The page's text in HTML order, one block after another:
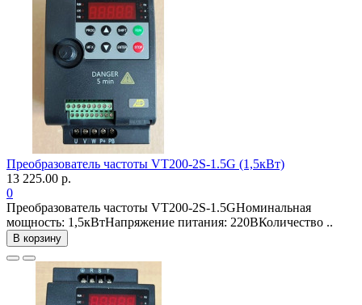
Преобразователь частоты VT200-2S-1.5G (1,5кВт)
13 225.00 р.
0
Преобразователь частоты VT200-2S-1.5GНоминальная
мощность: 1,5кВтНапряжение питания: 220ВКоличество ..
В корзину